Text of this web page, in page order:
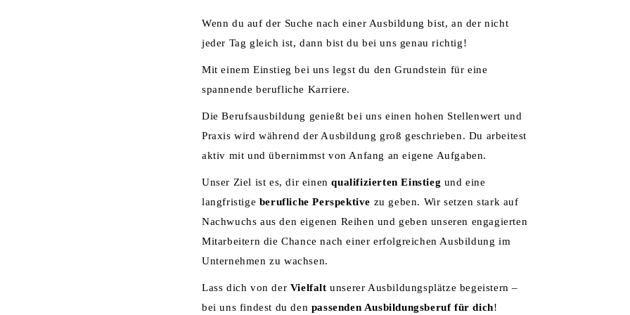
Wenn du auf der Suche nach einer Ausbildung bist, an der nicht
jeder Tag gleich ist, dann bist du bei uns genau richtig!
Mit einem Einstieg bei uns legst du den Grundstein für eine
spannende berufliche Karriere.
Die Berufsausbildung genießt bei uns einen hohen Stellenwert und
Praxis wird während der Ausbildung groß geschrieben. Du arbeitest
aktiv mit und übernimmst von Anfang an eigene Aufgaben.
Unser Ziel ist es, dir einenqualifizierten Einstieg und eine
langfristige berufliche Perspektive zu geben. Wir setzen stark auf
Nachwuchs aus den eigenen Reihen und geben unseren engagierten
Mitarbeitern die Chance nach einer erfolgreichen Ausbildung im
Unternehmen zu wachsen.
Lass dich von der Vielfalt unserer Ausbildungsplätze begeistern –
bei uns findest du den passenden Ausbildungsberuf für dich!